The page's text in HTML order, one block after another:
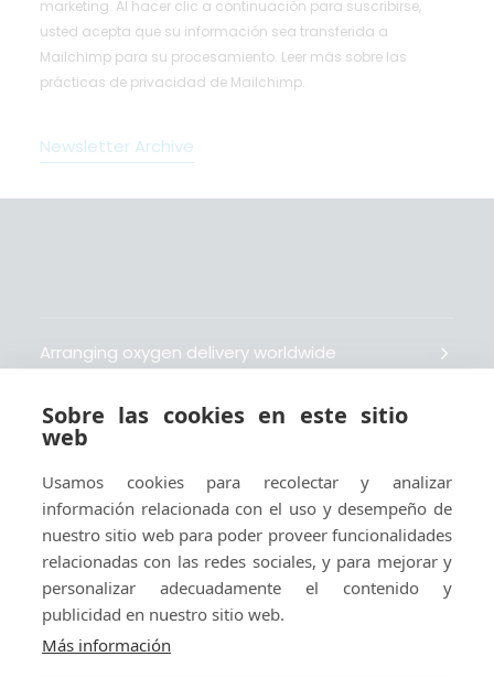
marketing. Al hacer clic a continuación para suscribirse,
usted acepta que su información sea transferida a
Mailchimp para su procesamiento. Leer más sobre las
prácticas de privacidad de Mailchimp.
Newsletter Archive
Arranging oxygen delivery worldwide
Fait livrer de l’oxygène dans le monde entier
Organisiert weltweit Sauerstofflieferungen
Gestiona la entrega de oxígeno medicinal en el
mundo
Sobre las cookies en este sitio
web
Usamos cookies para recolectar y analizar
información relacionada con el uso y desempeño de
nuestro sitio web para poder proveer funcionalidades
relacionadas con las redes sociales, y para mejorar y
personalizar adecuadamente el contenido y
publicidad en nuestro sitio web.
Más información